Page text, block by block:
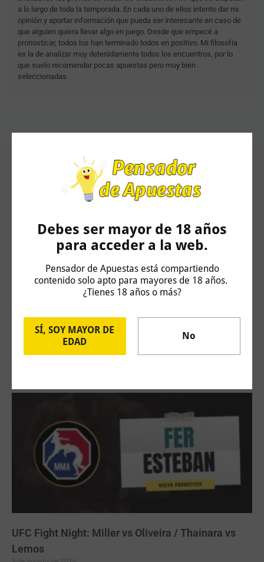
Debes ser mayor de 18 años
para acceder a la web.
Pensador de Apuestas está compartiendo
contenido solo apto para mayores de 18 años.
¿Tienes 18 años o más?
SÍ, SOY MAYOR DE
EDAD
No
a lo largo de toda la temporada. En cada uno de ellos intento dar mi
opinión y aportar información que pueda ser interesante en caso de
que alguien quiera llevar algo en juego. Desde que empecé a
pronosticar, todos los han terminado todos en positivo. Mi filosofía
es la de analizar muy detenidamente todos los encuentros, por lo
que suelo recomendar pocas apuestas pero muy bien
seleccionadas.
Artículos Relacionados
Challenger Hagen: Carlos Taberner vs Juan
Bautista Torres
UFC Fight Night: Miller vs Oliveira / Thainara vs
Lemos